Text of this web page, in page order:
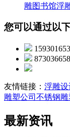
雕图书馆浮
您可以通过以
873036658
友情链接： 浮雕
雕塑公司 不锈钢雕
最新资讯